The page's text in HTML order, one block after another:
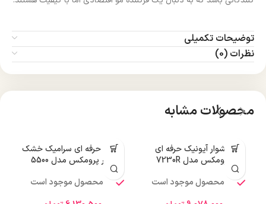
توضیحات تکمیلی
نظرات (0)
محصولات مشابه
سشوار آیونیک حرفه ای
پرومکس مدل 7230R
محصول موجود است
اتو مو حرفه ای سرامیک خشک
و تر پرومکس مدل 5500
محصول موجود است